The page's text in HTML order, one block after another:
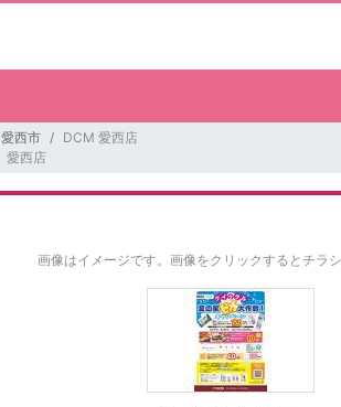
愛西市
DCM 愛西店
愛西店
画像はイメージです。 画像をクリックするとチラシ